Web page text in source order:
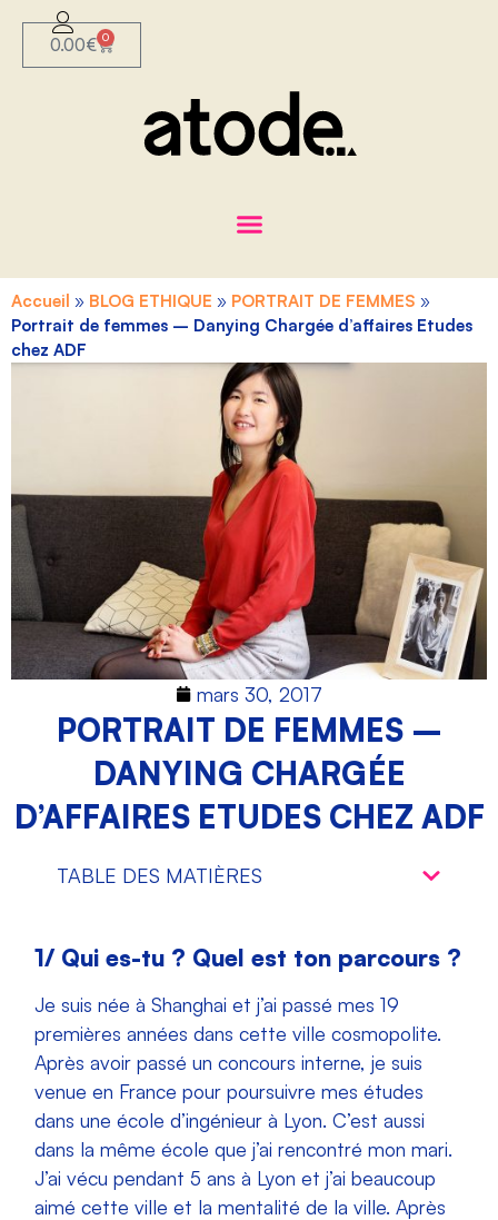
0.00€ 0
Accueil » BLOG ETHIQUE » PORTRAIT DE FEMMES »
Portrait de femmes – Danying Chargée d’affaires Etudes
chez ADF
mars 30, 2017
PORTRAIT DE FEMMES –
DANYING CHARGÉE
D’AFFAIRES ETUDES CHEZ ADF
TABLE DES MATIÈRES
1/ Qui es-tu ? Quel est ton parcours ?
Je suis née à Shanghai et j’ai passé mes 19
premières années dans cette ville cosmopolite.
Après avoir passé un concours interne, je suis
venue en France pour poursuivre mes études
dans une école d’ingénieur à Lyon. C’est aussi
dans la même école que j’ai rencontré mon mari.
J’ai vécu pendant 5 ans à Lyon et j’ai beaucoup
aimé cette ville et la mentalité de la ville. Après